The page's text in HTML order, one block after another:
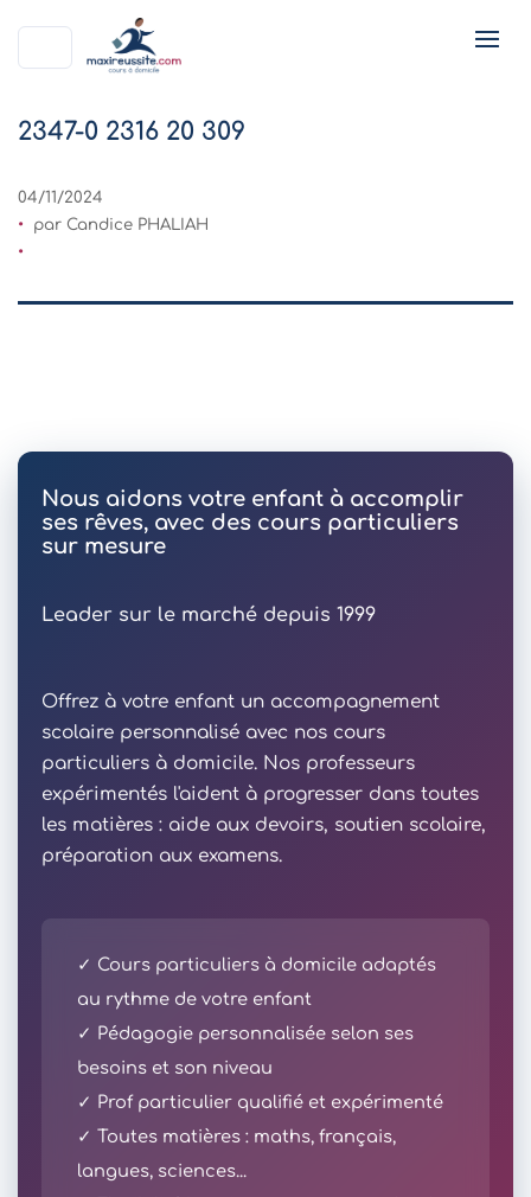
2347-0 2316 20 309
04/11/2024
par Candice PHALIAH
Nous aidons votre enfant à accomplir
ses rêves, avec des cours particuliers
sur mesure
Leader sur le marché depuis 1999
Offrez à votre enfant un accompagnement
scolaire personnalisé avec nos cours
particuliers à domicile. Nos professeurs
expérimentés l'aident à progresser dans toutes
les matières : aide aux devoirs, soutien scolaire,
préparation aux examens.
✓ Cours particuliers à domicile adaptés
au rythme de votre enfant
✓ Pédagogie personnalisée selon ses
besoins et son niveau
✓ Prof particulier qualifié et expérimenté
✓ Toutes matières : maths, français,
langues, sciences...